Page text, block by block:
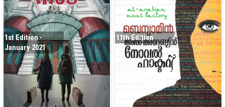
1st Edition -
January 2021
11th Edition